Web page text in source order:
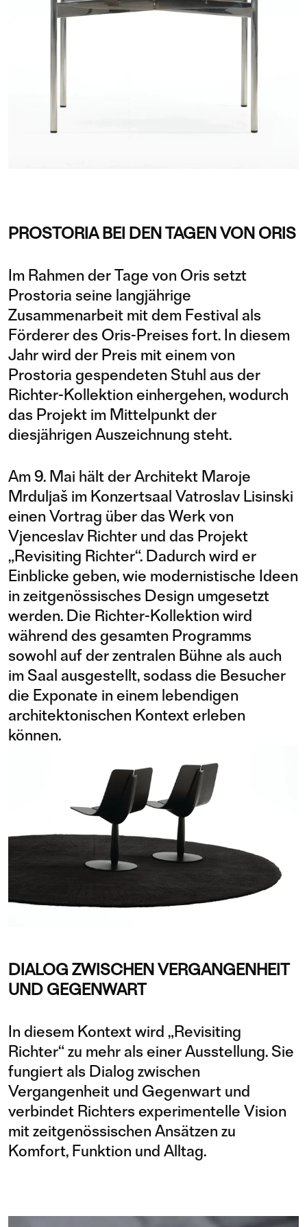
PROSTORIA BEI DEN TAGEN VON ORIS
Im Rahmen der Tage von Oris setzt
Prostoria seine langjährige
Zusammenarbeit mit dem Festival als
Förderer des Oris-Preises fort. In diesem
Jahr wird der Preis mit einem von
Prostoria gespendeten Stuhl aus der
Richter-Kollektion einhergehen, wodurch
das Projekt im Mittelpunkt der
diesjährigen Auszeichnung steht.
Am 9. Mai hält der Architekt Maroje
Mrduljaš im Konzertsaal Vatroslav Lisinski
einen Vortrag über das Werk von
Vjenceslav Richter und das Projekt
„Revisiting Richter“. Dadurch wird er
Einblicke geben, wie modernistische Ideen
in zeitgenössisches Design umgesetzt
werden. Die Richter-Kollektion wird
während des gesamten Programms
sowohl auf der zentralen Bühne als auch
im Saal ausgestellt, sodass die Besucher
die Exponate in einem lebendigen
architektonischen Kontext erleben
können.
DIALOG ZWISCHEN VERGANGENHEIT
UND GEGENWART
In diesem Kontext wird „Revisiting
Richter“ zu mehr als einer Ausstellung. Sie
fungiert als Dialog zwischen
Vergangenheit und Gegenwart und
verbindet Richters experimentelle Vision
mit zeitgenössischen Ansätzen zu
Komfort, Funktion und Alltag.